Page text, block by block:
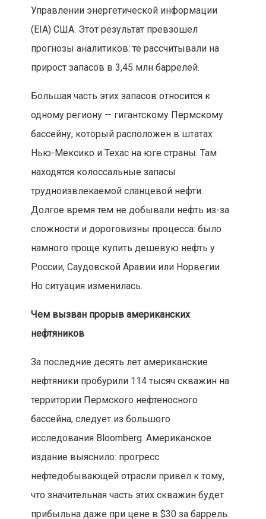
Управлении энергетической информации
(EIA) США. Этот результат превзошел
прогнозы аналитиков: те рассчитывали на
прирост запасов в 3,45 млн баррелей.
Большая часть этих запасов относится к
одному региону — гигантскому Пермскому
бассейну, который расположен в штатах
Нью-Мексико и Техас на юге страны. Там
находятся колоссальные запасы
трудноизвлекаемой сланцевой нефти.
Долгое время тем не добывали нефть из-за
сложности и дороговизны процесса: было
намного проще купить дешевую нефть у
России, Саудовской Аравии или Норвегии.
Но ситуация изменилась.
Чем вызван прорыв американских
нефтяников
За последние десять лет американские
нефтяники пробурили 114 тысяч скважин на
территории Пермского нефтеносного
бассейна, следует из большого
исследования Bloomberg. Американское
издание выяснило: прогресс
нефтедобывающей отрасли привел к тому,
что значительная часть этих скважин будет
прибыльна даже при цене в $30 за баррель.